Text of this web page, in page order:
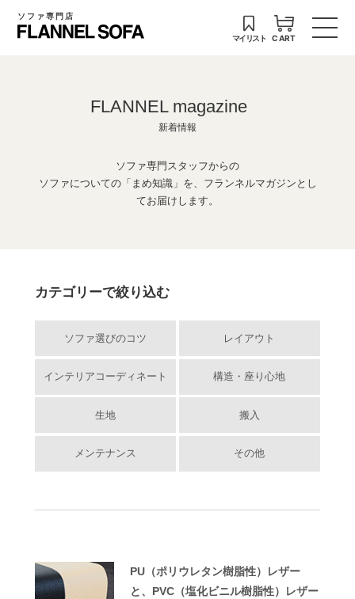
ソファ専門店
マイリスト CART
FLANNEL magazine
新着情報
ソファ専門スタッフからの
ソファについての「まめ知識」を、フランネルマガジンとし
てお届けします。
カテゴリーで絞り込む
ソファ選びのコツ レイアウト
インテリアコーディネート 構造・座り心地
生地 搬入
メンテナンス その他
PU（ポリウレタン樹脂性）レザー
と、PVC（塩化ビニル樹脂性）レザー